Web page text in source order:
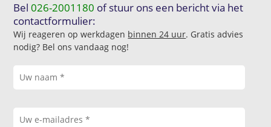
Bel026-2001180 of stuur ons een bericht via het
contactformulier:
Wij reageren op werkdagen binnen 24 uur. Gratis advies
nodig? Bel ons vandaag nog!